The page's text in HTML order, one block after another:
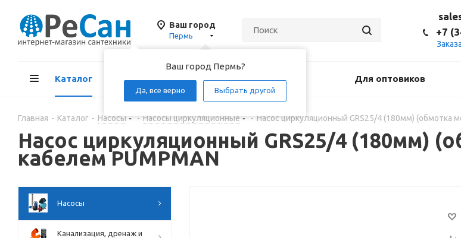
Ваш город
Пермь
Ваш город Пермь?
Да, все верно Выбрать другой
+7
Каталог Акции Доставка Для оптовиков
Главная - Каталог - Насосы - Насосы циркуляционные - Насос циркуляционный GRS25/4 (180мм) (обмотка
Насос циркуляционный GRS25/4 (180мм)
кабелем PUMPMAN
Насосы
Канализация, дренаж и